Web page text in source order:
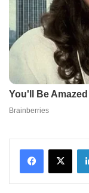
Facebook
X